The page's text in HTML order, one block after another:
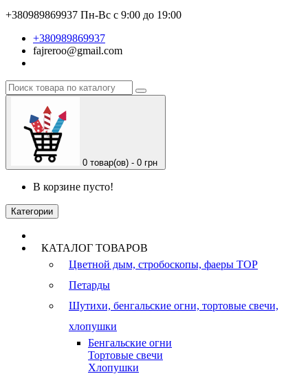
+380989869937 Пн-Вс с 9:00 до 19:00
+380989869937
fajreroo@gmail.com
0 товар(ов) - 0 грн
В корзине пусто!
Категории
КАТАЛОГ ТОВАРОВ
Цветной дым, стробоскопы, фаеры TOP
Петарды
Шутихи, бенгальские огни, тортовые свечи,
хлопушки
Бенгальские огни
Тортовые свечи
Хлопушки